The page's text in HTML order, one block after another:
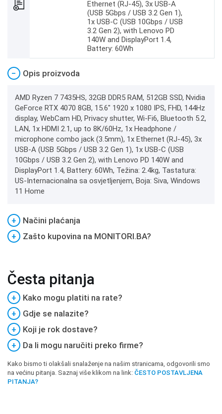
Ethernet (RJ-45), 3x USB-A
(USB 5Gbps / USB 3.2 Gen 1),
1x USB-C (USB 10Gbps / USB
3.2 Gen 2), with Lenovo PD
140W and DisplayPort 1.4,
Battery: 60Wh
− Opis proizvoda
AMD Ryzen 7 7435HS, 32GB DDR5 RAM, 512GB SSD, Nvidia
GeForce RTX 4070 8GB, 15.6" 1920 x 1080 IPS, FHD, 144Hz
display, WebCam HD, Privacy shutter, Wi-Fi6, Bluetooth 5.2,
LAN, 1x HDMI 2.1, up to 8K/60Hz, 1x Headphone /
microphone combo jack (3.5mm), 1x Ethernet (RJ-45), 3x
USB-A (USB 5Gbps / USB 3.2 Gen 1), 1x USB-C (USB
10Gbps / USB 3.2 Gen 2), with Lenovo PD 140W and
DisplayPort 1.4, Battery: 60Wh, Težina: 2.4kg, Tastatura:
US-Internacionalna sa osvjetljenjem, Boja: Siva, Windows
11 Home
+
Načini plaćanja
+
Zašto kupovina na MONITORI.BA?
Česta pitanja
+
Kako mogu platiti na rate?
+
Gdje se nalazite?
+
Koji je rok dostave?
+
Da li mogu naručiti preko firme?
Kako bismo ti olakšali snalaženje na našim stranicama, odgovorili smo
na većinu pitanja. Saznaj više klikom na link: ČESTO POSTAVLJENA
PITANJA?